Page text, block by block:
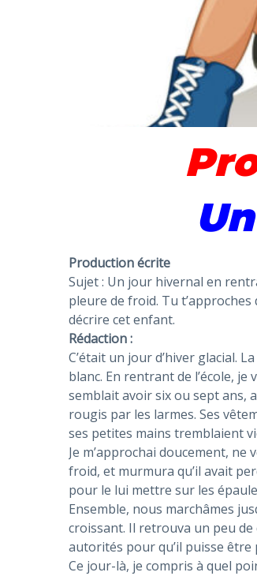
Production écrite
Sujet : Un jour hivernal en
pleure de froid. Tu t’approches
décrire cet enfant.
Rédaction :
C’était un jour d’hiver glacial.
blanc. En rentrant de l’école,
semblait avoir six ou sept ans,
rougis par les larmes. Ses
ses petites mains tremblaient
Je m’approchai doucement,
froid, et murmura qu’il avait
pour le lui mettre sur les
Ensemble, nous marchâmes
croissant. Il retrouva un peu
autorités pour qu’il puisse être
Ce jour-là, je compris à quel